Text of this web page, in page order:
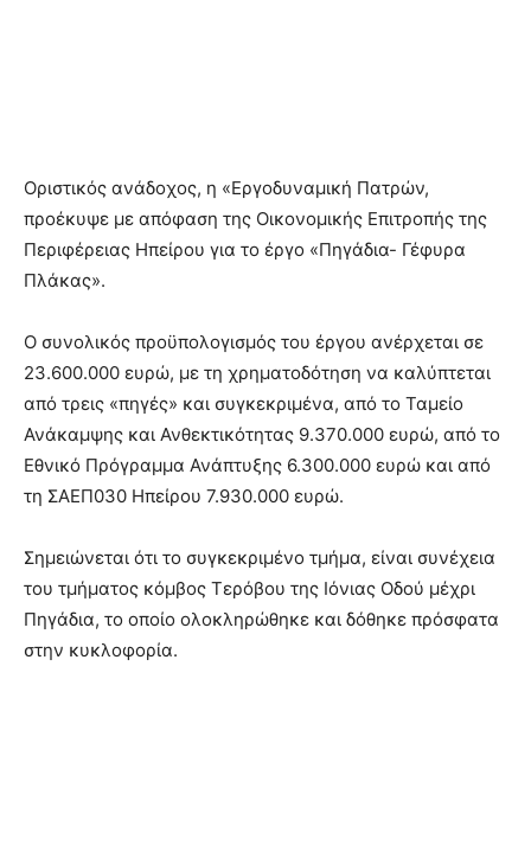
Οριστικός ανάδοχος, η «Εργοδυναμική Πατρών,
προέκυψε με απόφαση της Οικονομικής Επιτροπής της
Περιφέρειας Ηπείρου για το έργο «Πηγάδια- Γέφυρα
Πλάκας».
Ο συνολικός προϋπολογισμός του έργου ανέρχεται σε
23.600.000 ευρώ, με τη χρηματοδότηση να καλύπτεται
από τρεις «πηγές» και συγκεκριμένα, από το Ταμείο
Ανάκαμψης και Ανθεκτικότητας 9.370.000 ευρώ, από το
Εθνικό Πρόγραμμα Ανάπτυξης 6.300.000 ευρώ και από
τη ΣΑΕΠ030 Ηπείρου 7.930.000 ευρώ.
Σημειώνεται ότι το συγκεκριμένο τμήμα, είναι συνέχεια
του τμήματος κόμβος Τερόβου της Ιόνιας Οδού μέχρι
Πηγάδια, το οποίο ολοκληρώθηκε και δόθηκε πρόσφατα
στην κυκλοφορία.